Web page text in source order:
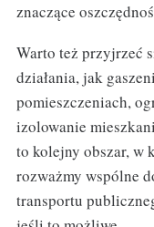
znaczące
Warto też przyjrzeć
działania, jak
pomieszczeniach,
izolowanie
to kolejny obszar, w
rozważmy wspólne
transportu